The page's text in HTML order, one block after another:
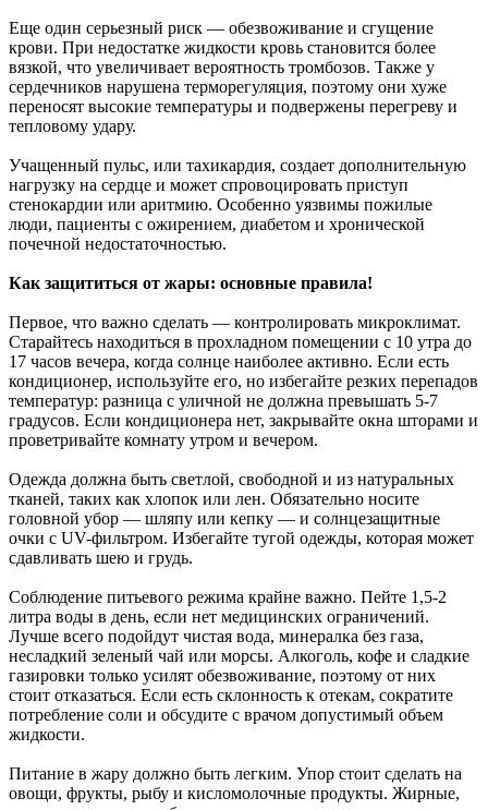
Еще один серьезный риск — обезвоживание и сгущение
крови. При недостатке жидкости кровь становится более
вязкой, что увеличивает вероятность тромбозов. Также у
сердечников нарушена терморегуляция, поэтому они хуже
переносят высокие температуры и подвержены перегреву и
тепловому удару.
Учащенный пульс, или тахикардия, создает дополнительную
нагрузку на сердце и может спровоцировать приступ
стенокардии или аритмию. Особенно уязвимы пожилые
люди, пациенты с ожирением, диабетом и хронической
почечной недостаточностью.
Как защититься от жары: основные правила!
Первое, что важно сделать — контролировать микроклимат.
Старайтесь находиться в прохладном помещении с 10 утра до
17 часов вечера, когда солнце наиболее активно. Если есть
кондиционер, используйте его, но избегайте резких перепадов
температур: разница с уличной не должна превышать 5-7
градусов. Если кондиционера нет, закрывайте окна шторами и
проветривайте комнату утром и вечером.
Одежда должна быть светлой, свободной и из натуральных
тканей, таких как хлопок или лен. Обязательно носите
головной убор — шляпу или кепку — и солнцезащитные
очки с UV-фильтром. Избегайте тугой одежды, которая может
сдавливать шею и грудь.
Соблюдение питьевого режима крайне важно. Пейте 1,5-2
литра воды в день, если нет медицинских ограничений.
Лучше всего подойдут чистая вода, минералка без газа,
несладкий зеленый чай или морсы. Алкоголь, кофе и сладкие
газировки только усилят обезвоживание, поэтому от них
стоит отказаться. Если есть склонность к отекам, сократите
потребление соли и обсудите с врачом допустимый объем
жидкости.
Питание в жару должно быть легким. Упор стоит сделать на
овощи, фрукты, рыбу и кисломолочные продукты. Жирные,